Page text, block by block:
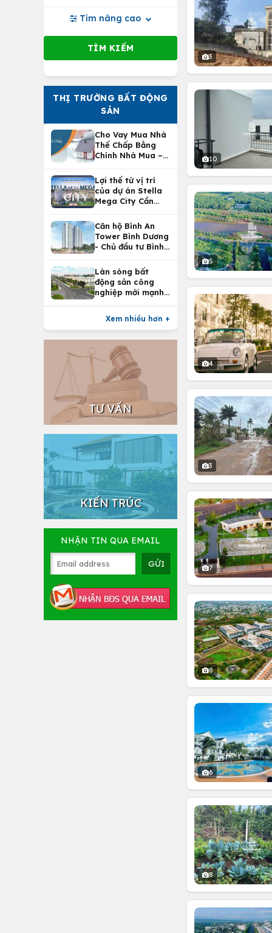
Tìm nâng cao
THỊ TRƯỜNG BẤT ĐỘNG
SẢN
Cho Vay Mua Nhà
Thế Chấp Bằng
Chính Nhà Mua –
Nhà Tại
Vietcombank
Lợi thế từ vị trí
của dự án Stella
Mega City Cần
Căn hộ Bình An
Tower Bình Dương
- Chủ đầu tư Bình
Làn sóng bất
động sản công
nghiệp mới mạnh
Xem nhiều hơn +
TƯ VẤN
KIẾN TRÚC
NHẬN TIN QUA EMAIL
3
10
5
4
3
7
8
6
8